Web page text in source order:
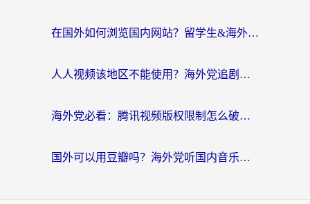
在国外如何浏览国内网站？留学生&海外华人的无缝访问指南
人人视频该地区不能使用？海外党追剧看片的终极解决方案来了
海外党必看：腾讯视频版权限制怎么破？3步让你轻松追剧
国外可以用豆瓣吗？海外党听国内音乐听书的实用指南